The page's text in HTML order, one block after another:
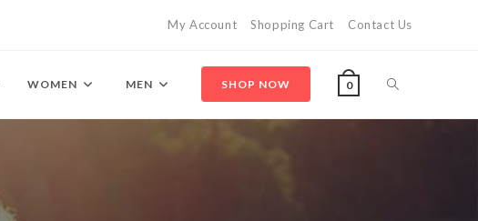
My Account Shopping Cart Contact Us
WOMEN MEN SHOP NOW 0 Toggle